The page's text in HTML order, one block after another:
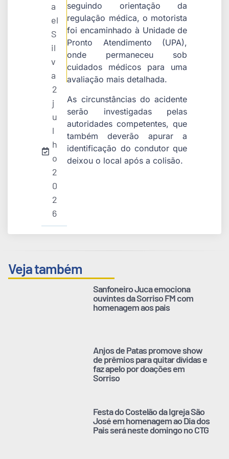
a
el
S
il
v
a
2
j
u
l
h
o
2
0
2
6
seguindo orientação da
regulação médica, o motorista
foi encaminhado à Unidade de
Pronto Atendimento (UPA),
onde permaneceu sob
cuidados médicos para uma
avaliação mais detalhada.
As circunstâncias do acidente
serão investigadas pelas
autoridades competentes, que
também deverão apurar a
identificação do condutor que
deixou o local após a colisão.
Veja também
Sanfoneiro Juca emociona
ouvintes da Sorriso FM com
homenagem aos pais
Anjos de Patas promove show
de prêmios para quitar dívidas e
faz apelo por doações em
Sorriso
Festa do Costelão da Igreja São
José em homenagem ao Dia dos
Pais será neste domingo no CTG